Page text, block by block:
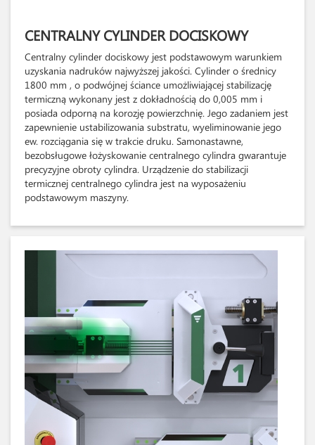
CENTRALNY CYLINDER DOCISKOWY
Centralny cylinder dociskowy jest podstawowym warunkiem
uzyskania nadruków najwyższej jakości. Cylinder o średnicy
1800 mm , o podwójnej ściance umożliwiającej stabilizację
termiczną wykonany jest z dokładnością do 0,005 mm i
posiada odporną na korozję powierzchnię. Jego zadaniem jest
zapewnienie ustabilizowania substratu, wyeliminowanie jego
ew. rozciągania się w trakcie druku. Samonastawne,
bezobsługowe łożyskowanie centralnego cylindra gwarantuje
precyzyjne obroty cylindra. Urządzenie do stabilizacji
termicznej centralnego cylindra jest na wyposażeniu
podstawowym maszyny.